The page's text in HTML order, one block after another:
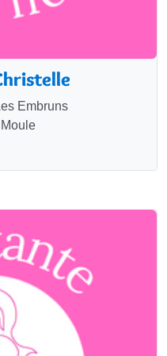
Embruns